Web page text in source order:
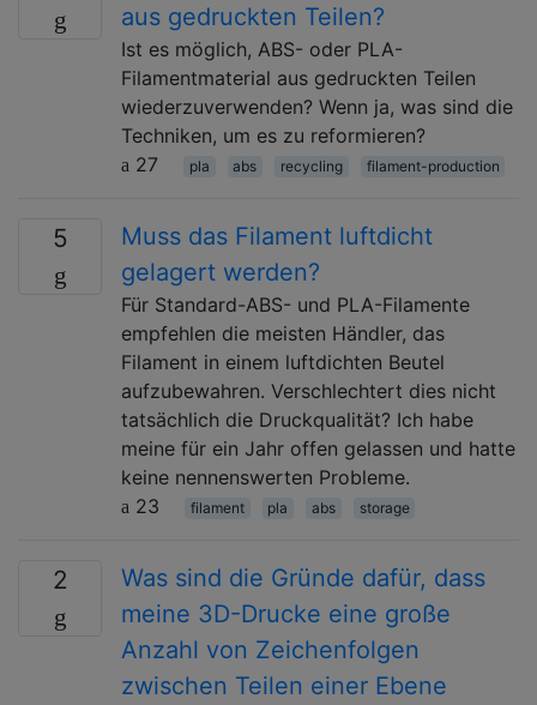
aus gedruckten Teilen?
Ist es möglich, ABS- oder PLA-
Filamentmaterial aus gedruckten Teilen
wiederzuverwenden? Wenn ja, was sind die
Techniken, um es zu reformieren?
27
pla abs recycling filament-production
5
Muss das Filament luftdicht
gelagert werden?
Für Standard-ABS- und PLA-Filamente
empfehlen die meisten Händler, das
Filament in einem luftdichten Beutel
aufzubewahren. Verschlechtert dies nicht
tatsächlich die Druckqualität? Ich habe
meine für ein Jahr offen gelassen und hatte
keine nennenswerten Probleme.
23
filament pla abs storage
2
Was sind die Gründe dafür, dass
meine 3D-Drucke eine große
Anzahl von Zeichenfolgen
zwischen Teilen einer Ebene